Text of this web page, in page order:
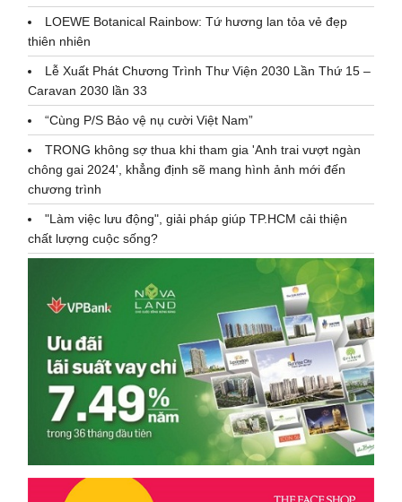
LOEWE Botanical Rainbow: Tứ hương lan tỏa vẻ đẹp
thiên nhiên
Lễ Xuất Phát Chương Trình Thư Viện 2030 Lần Thứ 15 –
Caravan 2030 lần 33
“Cùng P/S Bảo vệ nụ cười Việt Nam”
TRONG không sợ thua khi tham gia 'Anh trai vượt ngàn
chông gai 2024', khẳng định sẽ mang hình ảnh mới đến
chương trình
"Làm việc lưu động", giải pháp giúp TP.HCM cải thiện
chất lượng cuộc sống?